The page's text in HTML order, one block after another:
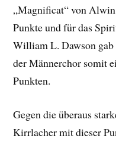
„Magnificat“ von
Punkte und für das
William L. Dawson gab
der Männerchor somit
Punkten.
Gegen die überaus
Kirrlacher mit dieser